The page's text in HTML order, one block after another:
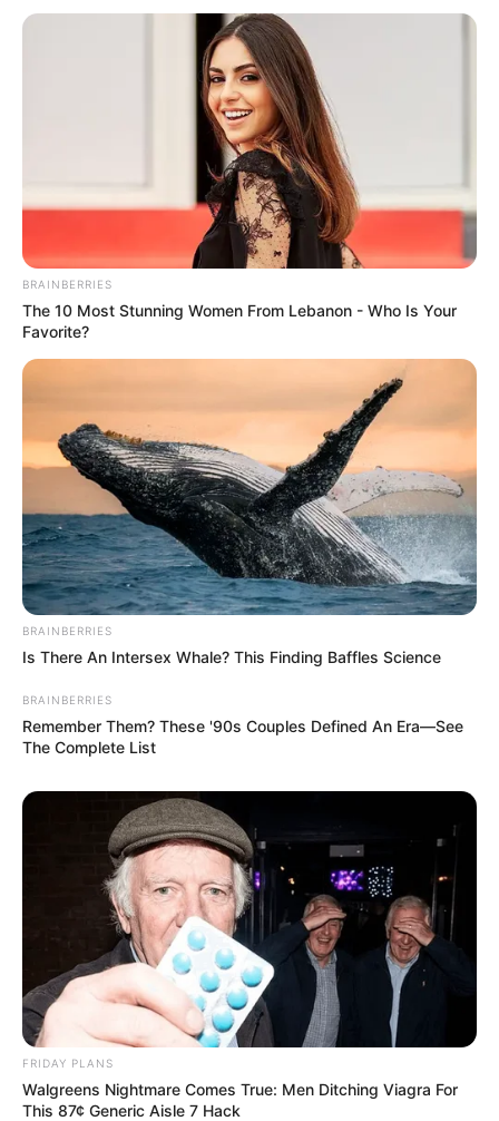
BRAINBERRIES
The 10 Most Stunning Women From Lebanon - Who Is Your
Favorite?
BRAINBERRIES
Is There An Intersex Whale? This Finding Baffles Science
BRAINBERRIES
Remember Them? These '90s Couples Defined An Era—See
The Complete List
FRIDAY PLANS
Walgreens Nightmare Comes True: Men Ditching Viagra For
This 87¢ Generic Aisle 7 Hack